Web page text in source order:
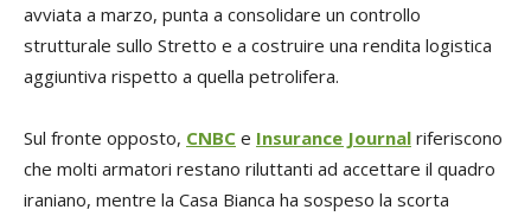
avviata a marzo, punta a consolidare un controllo
strutturale sullo Stretto e a costruire una rendita logistica
aggiuntiva rispetto a quella petrolifera.
Sul fronte opposto, CNBC e Insurance Journal riferiscono
che molti armatori restano riluttanti ad accettare il quadro
iraniano, mentre la Casa Bianca ha sospeso la scorta